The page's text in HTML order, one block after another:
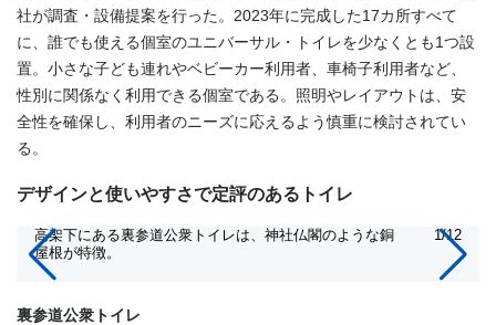
社が調査・設備提案を行った。2023年に完成した17カ所すべて
に、誰でも使える個室のユニバーサル・トイレを少なくとも1つ設
置。小さな子ども連れやベビーカー利用者、車椅子利用者など、
性別に関係なく利用できる個室である。照明やレイアウトは、安
全性を確保し、利用者のニーズに応えるよう慎重に検討されてい
る。
デザインと使いやすさで定評のあるトイレ
高架下にある裏参道公衆トイレは、神社仏閣のような銅
屋根が特徴。
1/12
裏参道公衆トイレ